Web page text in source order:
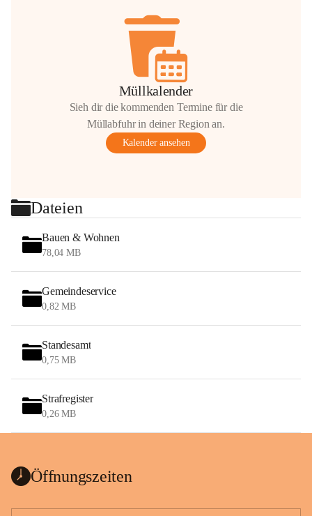
Müllkalender
Sieh dir die kommenden Termine für die
Müllabfuhr in deiner Region an.
Kalender ansehen
Dateien
Bauen & Wohnen
78,04 MB
Gemeindeservice
0,82 MB
Standesamt
0,75 MB
Strafregister
0,26 MB
Öffnungszeiten